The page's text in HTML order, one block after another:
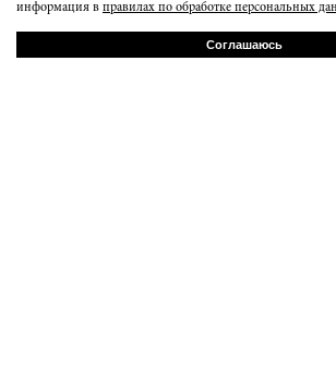
информация в правилах по обработке персональных
Соглашаюсь